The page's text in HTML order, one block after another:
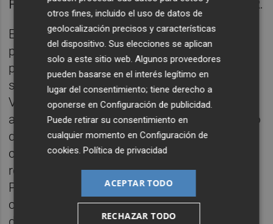
Foto: KIKE TABERNER.Foto: KIKE TABERNER.
Efectivamente, no todo son convocatorias
públicas en el Centre del Carme, siendo el
propio Pérez Pont quien el pasado mes de
septiembre, durante la presentación de
Valencia Capital Animal, reivindicó el “20%
aproximadamente donde lógicamente como
director programo". La demanda de
colaboración va en aumento y, tal y como
reconoció la directora general de Cultura y
Patrimonio,
Carmen Amoraga
cesión de espacio que responden a muchos
otros fines, incluido el uso de datos de
geolocalización precisos y características
del dispositivo. Sus elecciones se aplican
solo a este sitio web. Algunos proveedores
pueden basarse en el interés legítimo en
lugar del consentimiento; tiene derecho a
oponerse enConfiguración de publicidad.
Puede retirar su consentimiento en
cualquier momento enConfiguración de
cookies.Política de privacidad
ACEPTAR TODO
RECHAZAR TODO